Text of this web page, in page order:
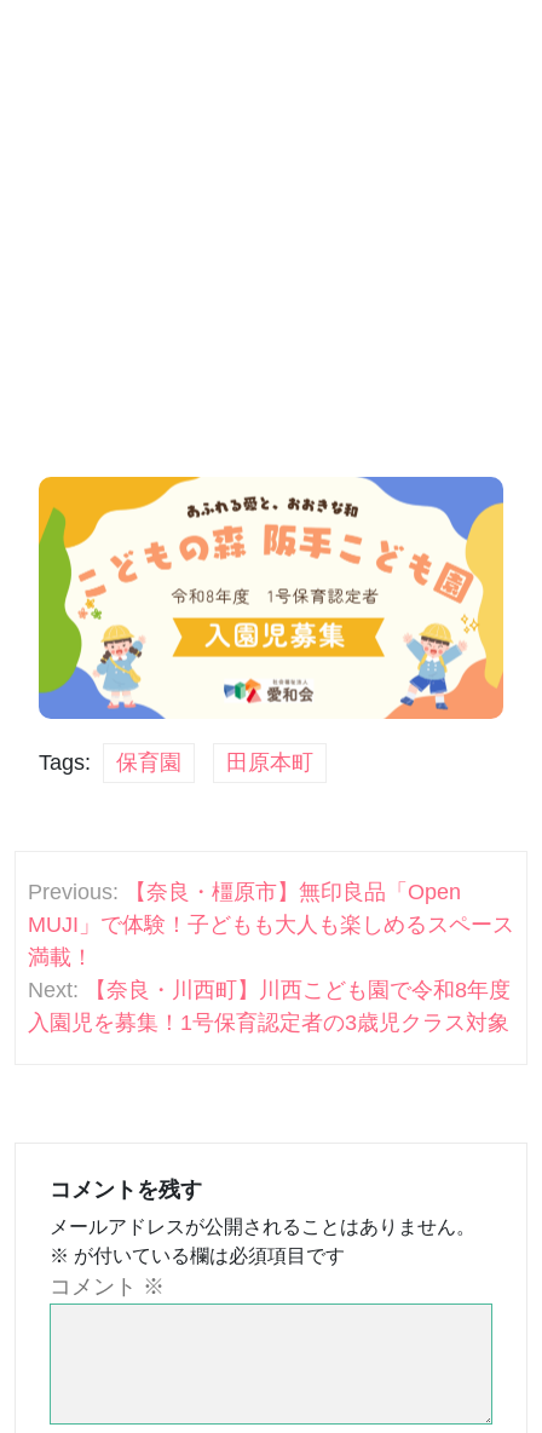
Tags: 保育園 田原本町
稿
ナ
ビ
ゲ
Previous:
【奈良・橿原市】無印良品「Open
MUJI」で体験！子どもも大人も楽しめるスペース
満載！
Next:
【奈良・川西町】川西こども園で令和8年度
入園児を募集！1号保育認定者の3歳児クラス対象
コメントを残す
メールアドレスが公開されることはありません。
※ が付いている欄は必須項目です
コメント ※